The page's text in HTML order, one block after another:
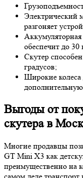
Электрический
разгоняет
Аккумуляторная
обеспечит до 30
Скутер
градусов;
Широкие
Выгоды от
скутера в
Многие продавцы
GT Mini X3 как
преимущественно на
самом деле транспорт